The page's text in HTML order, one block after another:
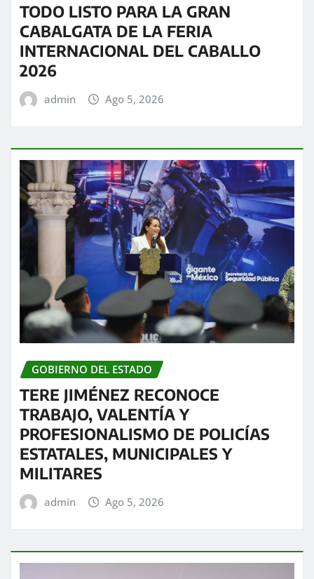
TODO LISTO PARA LA GRAN
CABALGATA DE LA FERIA
INTERNACIONAL DEL CABALLO
2026
admin Ago 5, 2026
GOBIERNO DEL ESTADO
TERE JIMÉNEZ RECONOCE
TRABAJO, VALENTÍA Y
PROFESIONALISMO DE POLICÍAS
ESTATALES, MUNICIPALES Y
MILITARES
admin Ago 5, 2026